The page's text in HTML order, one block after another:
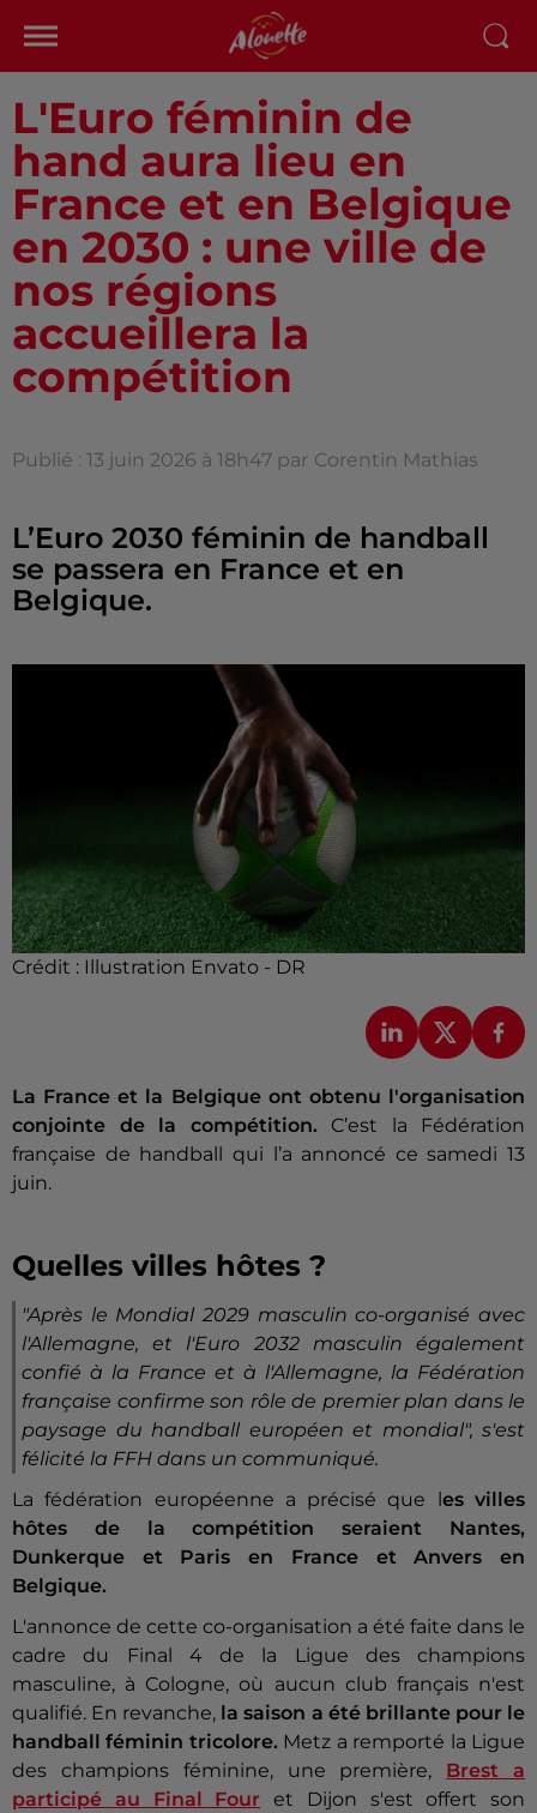
L'Euro féminin de
hand aura lieu en
France et en Belgique
en 2030 : une ville de
nos régions
accueillera la
compétition
Publié : 13 juin 2026 à 18h47 par Corentin Mathias
L’Euro 2030 féminin de handball
se passera en France et en
Belgique.
Crédit : Illustration Envato - DR
La France et la Belgique ont obtenu l'organisation
conjointe de la compétition. C’est la Fédération
française de handball qui l’a annoncé ce samedi 13
juin.
Quelles villes hôtes ?
"Après le Mondial 2029 masculin co-organisé avec
l'Allemagne, et l'Euro 2032 masculin également
confié à la France et à l'Allemagne, la Fédération
française confirme son rôle de premier plan dans le
paysage du handball européen et mondial", s'est
félicité la FFH dans un communiqué.
La fédération européenne a précisé que l es villes
hôtes de la compétition seraient Nantes,
Dunkerque et Paris en France et Anvers en
Belgique.
L'annonce de cette co-organisation a été faite dans le
cadre du Final 4 de la Ligue des champions
masculine, à Cologne, où aucun club français n'est
qualifié. En revanche, la saison a été brillante pour le
handball féminin tricolore. Metz a remporté la Ligue
des champions féminine, une première, Brest a
participé au Final Four et Dijon s'est offert son